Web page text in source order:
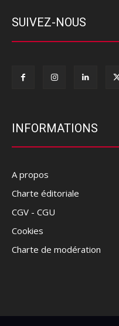
SUIVEZ-NOUS
INFORMATIONS
A propos
Charte éditoriale
CGV - CGU
Cookies
Charte de modération